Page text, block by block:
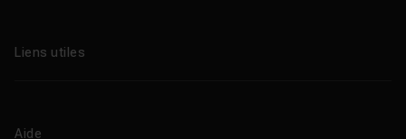
Formations certifiantes
Liens utiles
Aide